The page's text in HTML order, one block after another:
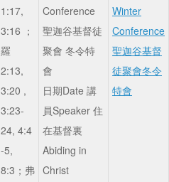
1:17,
3:16 ；
羅
2:13,
3:20 ,
3:23-
24, 4:4
-5,
8:3；弗
Conference
聖迦谷基督徒
聚會 冬令特
會
日期Date 講
員Speaker 住
在基督裏
Abiding in
Christ
Winter
Conference
聖迦谷基督
徒聚會冬令
特會